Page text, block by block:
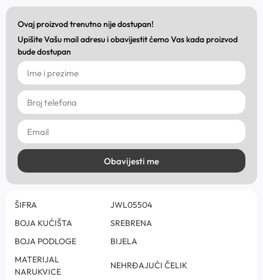
Ovaj proizvod trenutno nije dostupan!
Upišite Vašu mail adresu i obavijestit ćemo Vas kada proizvod
bude dostupan
Obavijesti me
ŠIFRA
JWL05504
BOJA KUĆIŠTA
SREBRENA
BOJA PODLOGE
BIJELA
MATERIJAL
NARUKVICE
NEHRĐAJUĆI ČELIK